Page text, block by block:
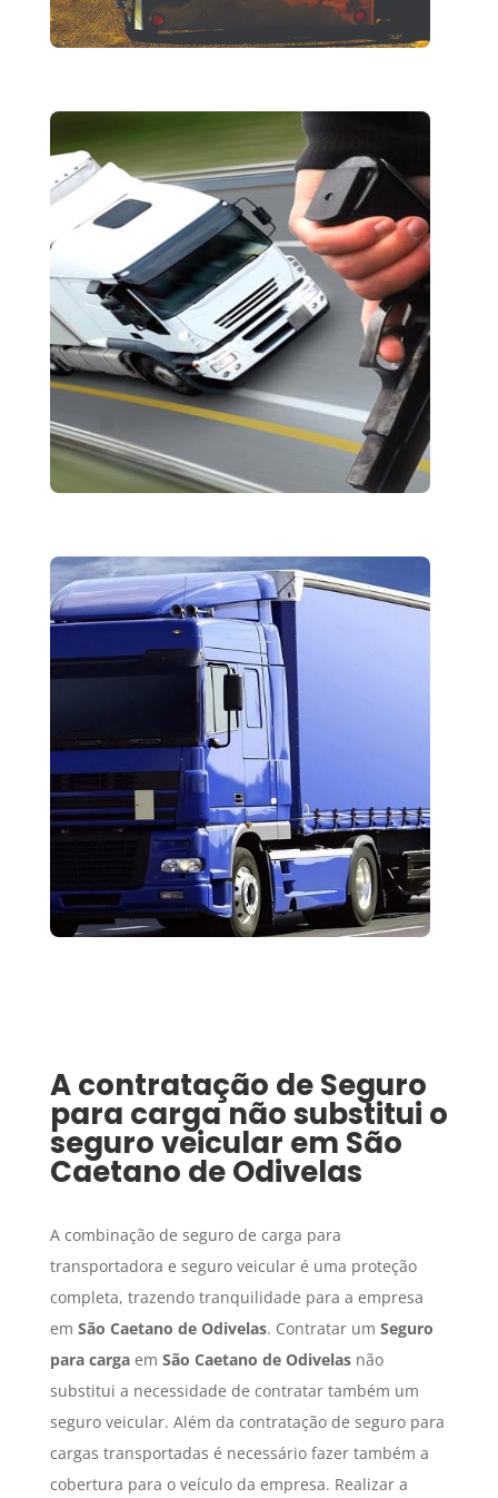
A contratação deSeguro
para carganão substitui o
seguro veicular em São
Caetano de Odivelas
A combinação de seguro de carga para
transportadora e seguro veicular é uma proteção
completa, trazendo tranquilidade para a empresa
em São Caetano de Odivelas. Contratar um Seguro
para cargaem São Caetano de Odivelasnão
substitui a necessidade de contratar também um
seguro veicular. Além da contratação de seguro para
cargas transportadas é necessário fazer também a
cobertura para o veículo da empresa. Realizar a